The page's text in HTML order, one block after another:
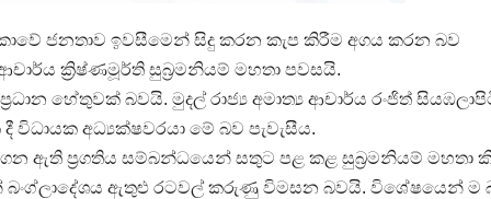
ජනතාව ඉවසීමෙන් සිදු කරන කැප කිරීම අගය කරන බව
ක්‍රිෂ්ණමූර්ති සුබ්‍රමනියම් මහතා පවසයි.
හේතුවක් බවයි. මුදල් රාජ්‍ය අමාත්‍ය ආචාර්ය රංජිත්
දී විධායක අධ්‍යක්ෂවරයා මේ බව පැවැසීය.
ඇති ප්‍රගතිය සම්බන්ධයෙන් සතුට පළ කළ සුබ්‍රමනියම් මහතා
බංග්ලාදේශය ඇතුළු රටවල් කරුණු විමසන බවයි. විශේෂයෙන් ම